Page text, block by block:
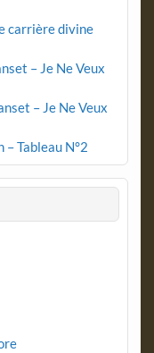
carrière divine
– Je Ne Veux
– Je Ne Veux
Tableau N°2